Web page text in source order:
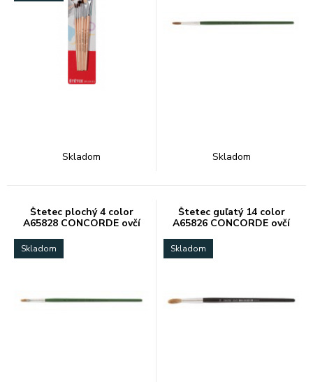
Skladom Skladom
Štetec plochý 4 color
A65828 CONCORDE ovčí
Skladom
Štetec guľatý 14 color
A65826 CONCORDE ovčí
Skladom